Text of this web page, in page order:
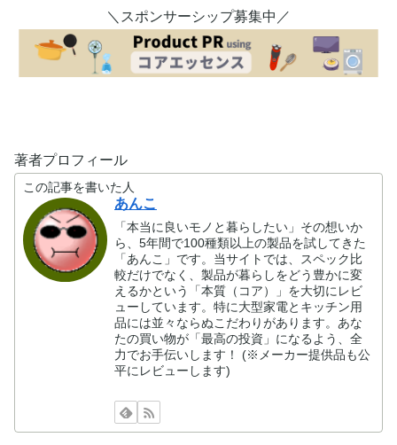
＼スポンサーシップ募集中／
著者プロフィール
この記事を書いた人
あんこ
「本当に良いモノと暮らしたい」その想いか
ら、5年間で100種類以上の製品を試してきた
「あんこ」です。当サイトでは、スペック比
較だけでなく、製品が暮らしをどう豊かに変
えるかという「本質（コア）」を大切にレビ
ューしています。特に大型家電とキッチン用
品には並々ならぬこだわりがあります。あな
たの買い物が「最高の投資」になるよう、全
力でお手伝いします！ (※メーカー提供品も公
平にレビューします)